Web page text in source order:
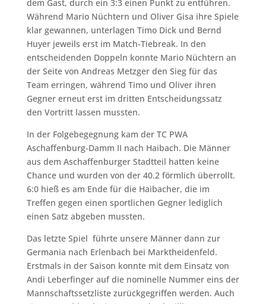
dem Gast, durch ein 3:3 einen Punkt zu entführen.
Während Mario Nüchtern und Oliver Gisa ihre Spiele
klar gewannen, unterlagen Timo Dick und Bernd
Huyer jeweils erst im Match-Tiebreak. In den
entscheidenden Doppeln konnte Mario Nüchtern an
der Seite von Andreas Metzger den Sieg für das
Team erringen, während Timo und Oliver ihren
Gegner erneut erst im dritten Entscheidungssatz
den Vortritt lassen mussten.
In der Folgebegegnung kam der TC PWA
Aschaffenburg-Damm II nach Haibach. Die Männer
aus dem Aschaffenburger Stadtteil hatten keine
Chance und wurden von der 40.2 förmlich überrollt.
6:0 hieß es am Ende für die Haibacher, die im
Treffen gegen einen sportlichen Gegner lediglich
einen Satz abgeben mussten.
Das letzte Spiel führte unsere Männer dann zur
Germania nach Erlenbach bei Marktheidenfeld.
Erstmals in der Saison konnte mit dem Einsatz von
Andi Leberfinger auf die nominelle Nummer eins der
Mannschaftssetzliste zurückgegriffen werden. Auch